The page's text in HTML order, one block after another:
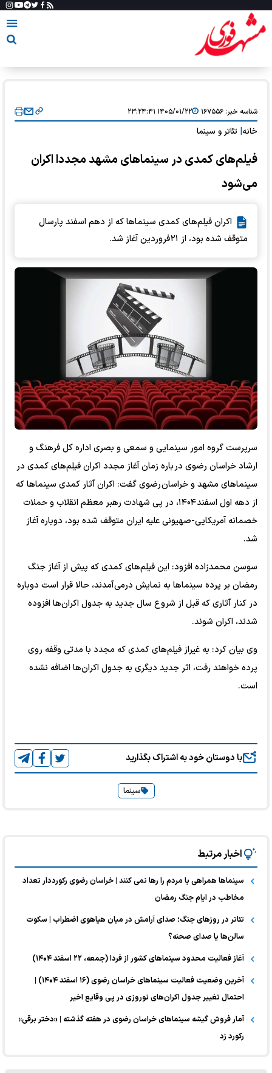
شناسه خبر:۱۶۷۵۵۶ ۱۴۰۵/۰۱/۲۲ ۲۳:۲۴:۴۱
خانه تئاتر و سینما
فیلم‌های کمدی در سینماهای مشهد مجددا اکران
می‌شود
اکران فیلم‌های کمدی سینماها که از دهم اسفند پارسال
متوقف شده بود، از ۲۱ فروردین آغاز شد.
سرپرست گروه امور سینمایی و سمعی و بصری اداره کل فرهنگ و
ارشاد خراسان رضوی در باره زمان آغاز مجدد اکران فیلم‌های کمدی در
سینماهای مشهد و خراسان رضوی گفت: اکران آثار کمدی سینماها که
از دهه اول اسفند ۱۴۰۴، در پی شهادت رهبر معظم انقلاب و حملات
خصمانه آمریکایی-صهیونی علیه ایران متوقف شده بود، دوباره آغاز
شد.
سوسن محمدزاده افزود: این فیلم‌های کمدی که پیش از آغاز جنگ
رمضان بر پرده سینماها به نمایش درمی آمدند، حالا قرار است دوباره
در کنار آثاری که قبل از شروع سال جدید به جدول اکران‌ها افزوده
شدند، اکران شوند.
وی بیان کرد: به غیراز فیلم‌های کمدی که مجدد با مدتی وقفه روی
پرده خواهند رفت، اثر جدید دیگری به جدول اکران‌ها اضافه نشده
است.
با دوستان خود به اشتراک بگذارید
سینما
اخبار مرتبط
سینماها همراهی با مردم را رها نمی کنند | خراسان رضوی رکورددار تعداد
مخاطب در ایام جنگ رمضان
تئاتر در روزهای جنگ؛ صدای آرامش در میان هیاهوی اضطراب | سکوت
سالن‌ها یا صدای صحنه؟
آغاز فعالیت محدود سینما‌های کشور از فردا (جمعه، ۲۲ اسفند ۱۴۰۴)
آخرین وضعیت فعالیت سینما‌های خراسان رضوی (۱۶ اسفند ۱۴۰۴) |
احتمال تغییر جدول اکران‌های نوروزی در پی وقایع اخیر
آمار فروش گیشه سینما‌های خراسان رضوی در هفته گذشته | «دختر برقی»
رکورد زد